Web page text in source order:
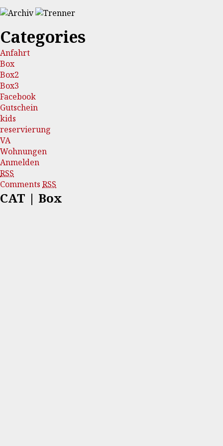
Categories
Anfahrt
Box
Box2
Box3
Facebook
Gutschein
kids
reservierung
VA
Wohnungen
Anmelden
RSS
Comments RSS
CAT | Box